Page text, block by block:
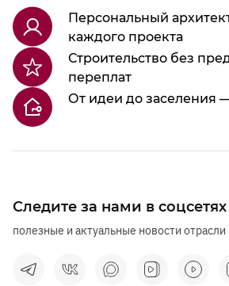
Следите за нами в соцсетях
полезные и актуальные новости отрасли
Персональный
каждого проекта
Строительство без
переплат
От идеи до заселения